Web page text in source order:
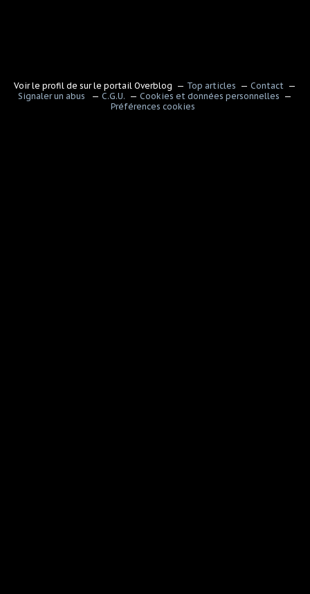
Voir le profil de sur le portail Overblog Top articles
Contact
Signaler un abus
C.G.U.
Cookies et données personnelles
Préférences cookies